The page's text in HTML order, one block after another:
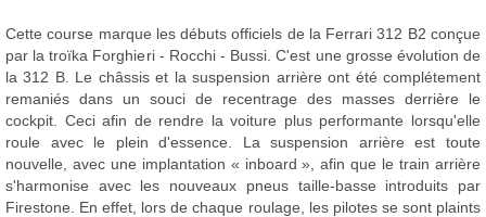
Cette course marque les débuts officiels de la Ferrari 312 B2 conçue
par la troïka Forghieri - Rocchi - Bussi. C'est une grosse évolution de
la 312 B. Le châssis et la suspension arrière ont été complétement
remaniés dans un souci de recentrage des masses derrière le
cockpit. Ceci afin de rendre la voiture plus performante lorsqu'elle
roule avec le plein d'essence. La suspension arrière est toute
nouvelle, avec une implantation « inboard », afin que le train arrière
s'harmonise avec les nouveaux pneus taille-basse introduits par
Firestone. En effet, lors de chaque roulage, les pilotes se sont plaints